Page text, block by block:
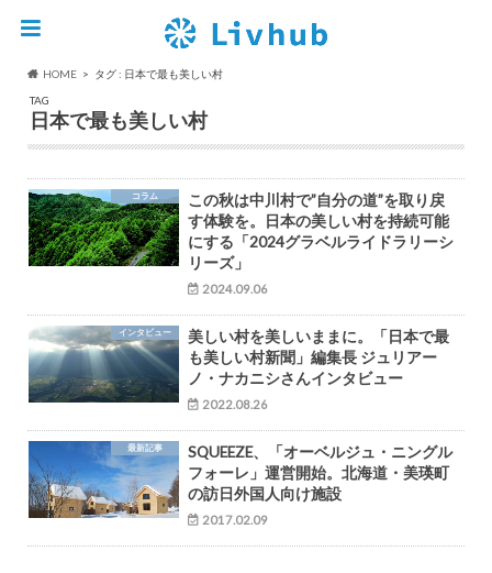
HOME
タグ : 日本で最も美しい村
TAG
日本で最も美しい村
コラム
この秋は中川村で”自分の道”を取り戻
す体験を。日本の美しい村を持続可能
にする「2024グラベルライドラリーシ
リーズ」
2024.09.06
インタビュー
美しい村を美しいままに。「日本で最
も美しい村新聞」編集長 ジュリアー
ノ・ナカニシさんインタビュー
2022.08.26
最新記事
SQUEEZE、「オーベルジュ・ニングル
フォーレ」運営開始。北海道・美瑛町
の訪日外国人向け施設
2017.02.09